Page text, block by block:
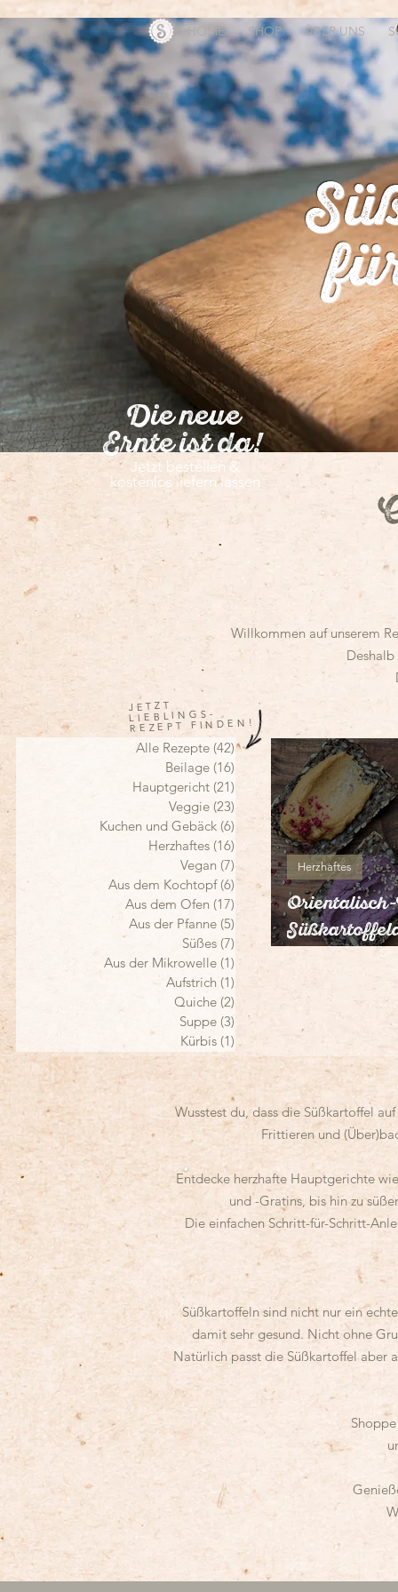
HOME SHOP ÜBER UNS
Willkommen auf unserem
JETZT
LIEBLINGS-
REZEPT FINDEN!
Alle Rezepte (42)42 Beiträge
Beilage (16) 16 Beiträge
Hauptgericht (21) 21 Beiträge
Veggie (23) 23 Beiträge
Kuchen und Gebäck (6) 6 Beiträge
Herzhaftes (16) 16 Beiträge
Vegan (7) 7 Beiträge
Aus dem Kochtopf (6) 6 Beiträge
Aus dem Ofen (17) 17 Beiträge
Aus der Pfanne (5) 5 Beiträge
Süßes (7) 7 Beiträge
Aus der Mikrowelle (1)
Aufstrich (1) 1 Beitrag
Quiche (2)
Suppe (3) 3 Beiträge
Kürbis (1) 1 Beitrag
Herzhaftes
Wusstest du, dass die Süßkartoffel
Frittieren und
Entdecke herzhafte Hauptgerichte
und -Gratins, bis hin zu
Die einfachen Schritt-für-Schritt-
Süßkartoffeln sind nicht nur ein
damit sehr gesund. Nicht ohne
Natürlich passt die Süßkartoffel aber
Die neue
Ernte ist da!
Jetzt bestellen &
kostenlos liefern lassen